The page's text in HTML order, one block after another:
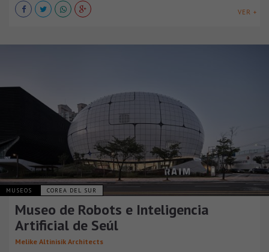
VER +
MUSEOS COREA DEL SUR
Museo de Robots e Inteligencia
Artificial de Seúl
Melike Altinisik Architects